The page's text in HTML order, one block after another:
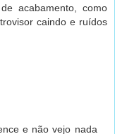
acabamento, como
caindo e ruídos
e não vejo nada